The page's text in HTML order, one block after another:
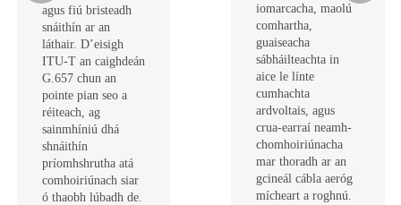
agus fiú bristeadh
snáithín ar an
láthair. D’eisigh
ITU-T an caighdeán
G.657 chun an
pointe pian seo a
réiteach, ag
sainmhíniú dhá
shnáithín
príomhshrutha atá
comhoiriúnach siar
ó thaobh lúbadh de.
iomarcacha, maolú
comhartha,
guaiseacha
sábháilteachta in
aice le línte
cumhachta
ardvoltais, agus
crua-earraí neamh-
chomhoiriúnacha
mar thoradh ar an
gcineál cábla aeróg
mícheart a roghnú.